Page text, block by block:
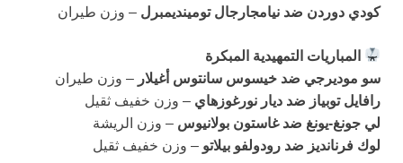
كودي دوردن ضد نيامجارجال تومينديمبرل – وزن طيران
المباريات التمهيدية المبكرة
سو موديرجي ضد خيسوس سانتوس أغيلار – وزن طيران
رافايل توبياز ضد ديار نورغوزهاي – وزن خفيف ثقيل
لي جونغ-يونغ ضد غاستون بولانيوس – وزن الريشة
لوك فرنانديز ضد رودولفو بيلاتو – وزن خفيف ثقيل